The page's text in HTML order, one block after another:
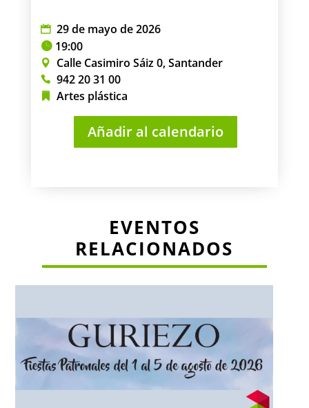
29 de mayo de 2026
19:00
Calle Casimiro Sáiz 0, Santander
942 20 31 00
Artes plástica
Añadir al calendario
EVENTOS
RELACIONADOS